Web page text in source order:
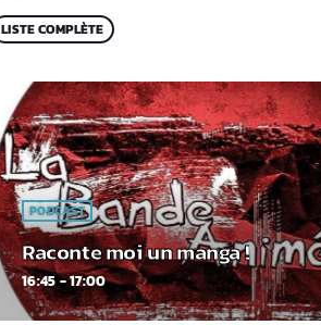
LISTE COMPLÈTE
PODCAST
Raconte moi un manga !
16:45 - 17:00